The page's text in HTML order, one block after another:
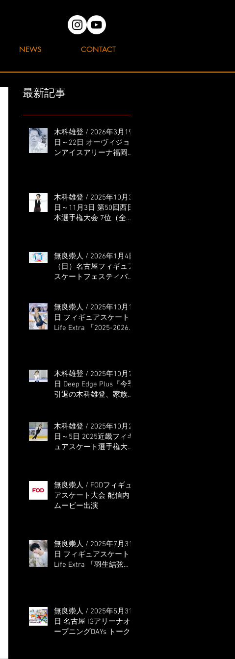
NEWS CONTACT
最新記事
木科雄登 / 2026年3月19
日～22日 オーヴィジョ
ンアイスアリーナ福岡
木科雄登 / 2025年10月31
日～11月3日 第50回西日
本選手権大会 7位（全日
無良崇人 / 2026年1月4日
（日）名古屋フィギュア
スケートフェスティバル
無良崇人 / 2025年10月16
日 フィギュアスケート
Life Extra 「2025-2026
木科雄登 / 2025年10月7
日 Deep Edge Plus『今季
引退の木科雄登、家族や
全日本、絶対見に来
て」』
木科雄登 / 2025年10月2
日～5日 2025近畿フィギ
ュアスケート選手権大会
無良崇人 / FODフィギュ
アスケート大会 配信内
ムービー出演
無良崇人 / 2025年7月31
日 フィギュアスケート
Life Extra 「羽生結弦
無良崇人 / 2025年5月31
日 名古屋 IGアリーナオ
ープニングDAYs トーク